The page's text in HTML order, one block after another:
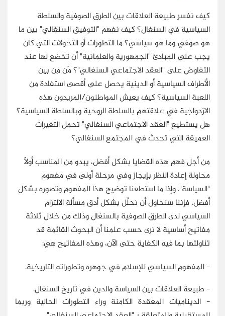
كيف نفسر طبيعة العلاقات بين الطرق الصوفية والسلطة
السياسية في السنغال؟ كيف نفهم "التوفيق السنغالي" بين ما
هو صوفي وما هو سياسي؟ ما التطورات أو التحولات التي كان
يجب على المبادئ "الجمهورية والعلمانية" أن تخضع لها عند
التفاوض على "العقد الاجتماعي السنغالي"؟ مَن مِن بين
الأطراف السياسية أو الدينية يحصل على أقصى استفادة من
اللعبة السياسية؟ كيف يعيش المواطنون/المريدون هذه
الازدواجية في علاقتهم بالسلطة الروحية وبالسلطة السياسية؟
هل يستطيع "العقد الاجتماعي السنغالي" تحمل التغيرات
العميقة التي تحدث في المجتمع السنغالي؟
من أجل فهم هذه القضايا بشكل أفضل، يبدو من المناسب أولًا
محاولة إعادة النظر بإيجاز وفي مرحلة أولى في مفهوم
"السياسة". وإذا ما استطعنا توضيح هذا المفهوم وتصوره بشكل
أفضل، فإننا سنحاول أن نحلِّل بشكل أدق مسألة الالتزام
السياسي لدى الطرق الصوفية بالسنغال وذلك من خلال ثلاثة
مفاتيح أساسية لا نرى حسب علمنا أن البحوث القائمة قد
تناولتها بما فيه الكفاية حتى الآن، وهذه المفاتيح هي:
- المفهوم السياسي للإسلام في جوهره وتطوراته التاريخية.
- طبيعة العلاقات بين السياسة والدين في تاريخ السنغال.
- الديناميات المعقدة الكامنة وراء التطورات الحالية وربما